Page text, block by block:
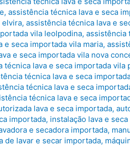
, assistência técnica lava e seca
elvira, assistência técnica lava e
vila leolpodina, assistência
e seca importada vila maria,
e seca importada vila nova
técnica lava e seca importada vila
técnica lava e seca
técnica lava e seca
técnica lava e seca
lava e seca importada,
importada, instalação lava e
e secadora importada,
de lavar e secar importada,